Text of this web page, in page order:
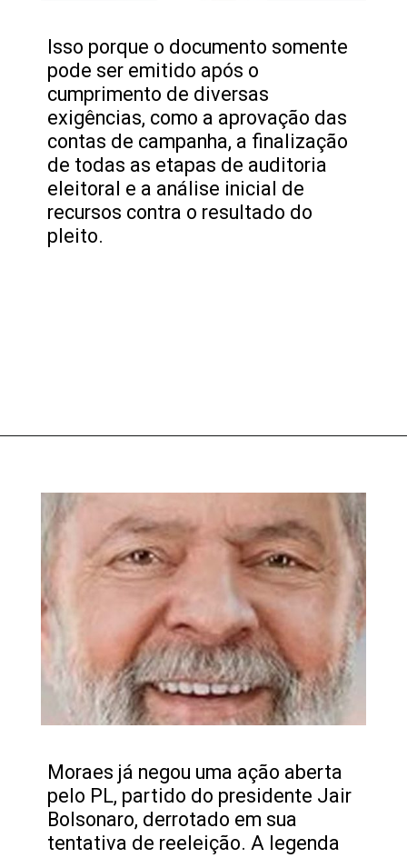
Isso porque o documento somente
pode ser emitido após o
cumprimento de diversas
exigências, como a aprovação das
contas de campanha, a finalização
de todas as etapas de auditoria
eleitoral e a análise inicial de
recursos contra o resultado do
pleito.
Moraes já negou uma ação aberta
pelo PL, partido do presidente Jair
Bolsonaro, derrotado em sua
tentativa de reeleição. A legenda